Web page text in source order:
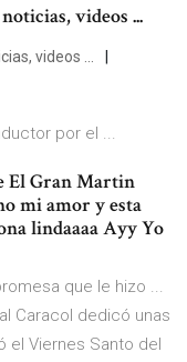
videos ...
videos ...
por el ...
El Gran Martin
mi amor y esta
lindaaaa Ayy Yo
que le hizo ...
Caracol dedicó unas
el Viernes Santo del